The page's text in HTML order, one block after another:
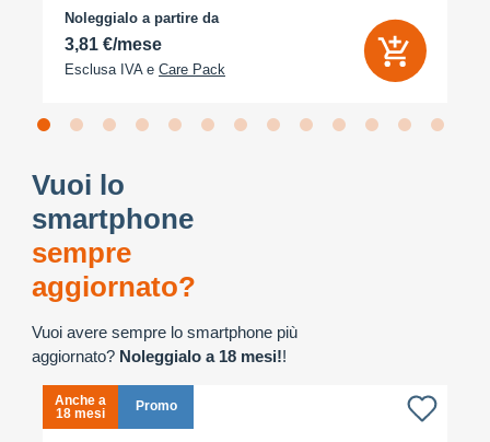
Noleggialo a partire da
3,81 €/mese
Esclusa IVA e Care Pack
Vuoi lo
smartphone
sempre
aggiornato?
Vuoi avere sempre lo smartphone più
aggiornato? Noleggialo a 18 mesi!!
Anche a
18 mesi
Promo